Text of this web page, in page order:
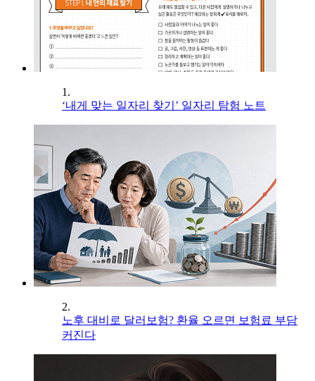
1.
‘내게 맞는 일자리 찾기’ 일자리 탐험 노트
2.
노후 대비로 달러보험? 환율 오르면 보험료 부담
커진다